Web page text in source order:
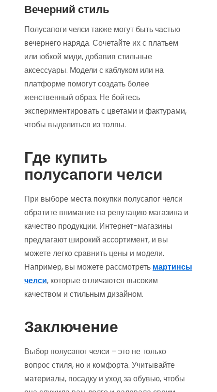
Вечерний стиль
Полусапоги челси также могут быть частью
вечернего наряда. Сочетайте их с платьем
или юбкой миди, добавив стильные
аксессуары. Модели с каблуком или на
платформе помогут создать более
женственный образ. Не бойтесь
экспериментировать с цветами и фактурами,
чтобы выделиться из толпы.
Где купить
полусапоги челси
При выборе места покупки полусапог челси
обратите внимание на репутацию магазина и
качество продукции. Интернет-магазины
предлагают широкий ассортимент, и вы
можете легко сравнить цены и модели.
Например, вы можете рассмотреть мартинсы
челси, которые отличаются высоким
качеством и стильным дизайном.
Заключение
Выбор полусапог челси – это не только
вопрос стиля, но и комфорта. Учитывайте
материалы, посадку и уход за обувью, чтобы